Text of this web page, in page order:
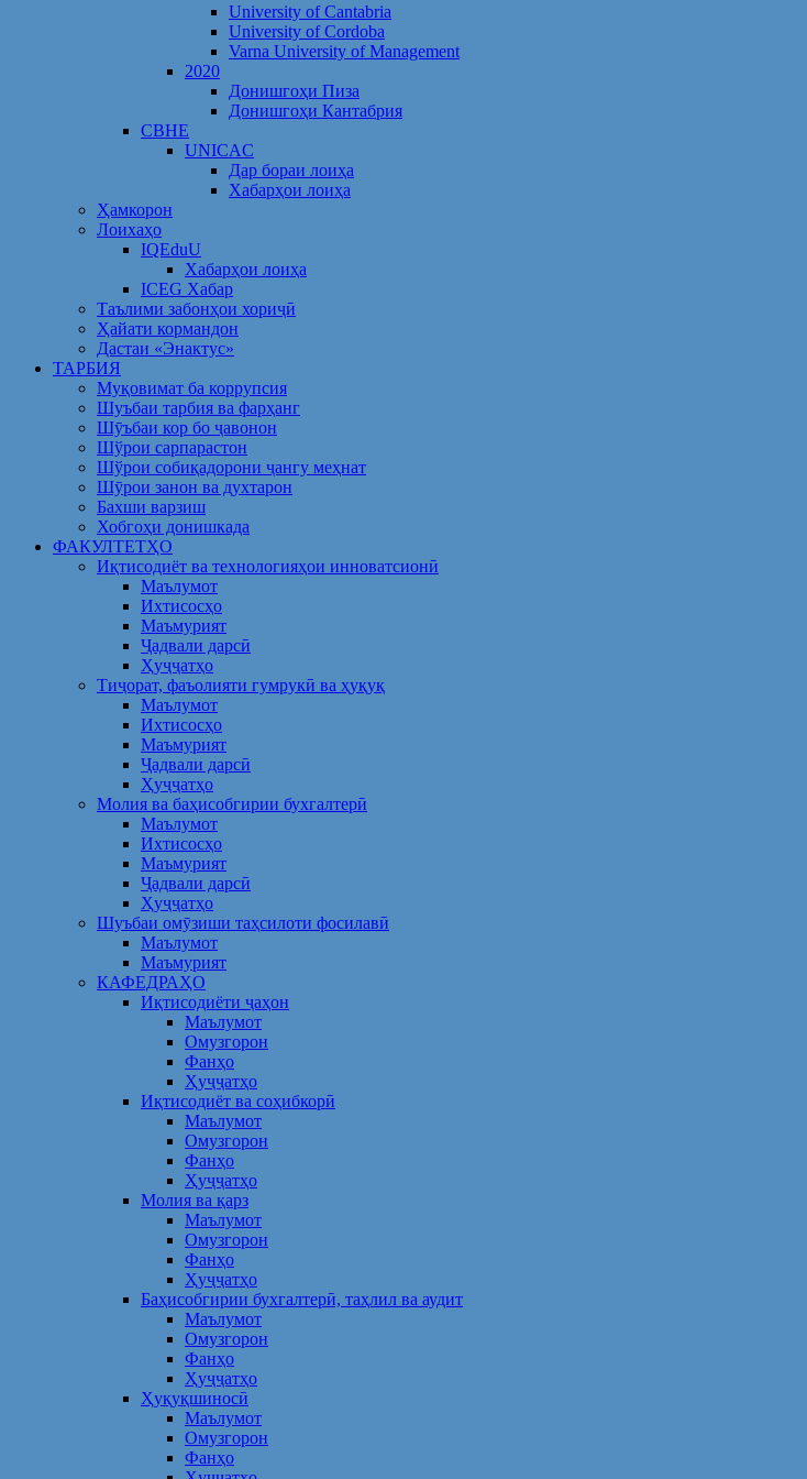
University of Cantabria
University of Cordoba
Varna University of Management
2020
Донишгоҳи Пиза
Донишгоҳи Кантабрия
CBHE
UNICAC
Дар бораи лоиҳа
Хабарҳои лоиҳа
Ҳамкорон
Лоихаҳо
IQEduU
Хабарҳои лоиҳа
ICEG Хабар
Таълими забонҳои хориҷӣ
Ҳайати кормандон
Дастаи «Энактус»
ТАРБИЯ
Муқовимат ба коррупсия
Шуъбаи тарбия ва фарҳанг
Шӯъбаи кор бо ҷавонон
Шўрои сарпарастон
Шўрои собиқадорони ҷангу меҳнат
Шӯрои занон ва духтарон
Бахши варзиш
Хобгоҳи донишкада
ФАКУЛТЕТҲО
Иқтисодиёт ва технологияҳои инноватсионӣ
Маълумот
Ихтисосҳо
Маъмурият
Ҷадвали дарсӣ
Ҳуҷҷатҳо
Тиҷорат, фаъолияти гумрукӣ ва ҳуқуқ
Маълумот
Ихтисосҳо
Маъмурият
Ҷадвали дарсӣ
Ҳуҷҷатҳо
Молия ва баҳисобгирии бухгалтерӣ
Маълумот
Ихтисосҳо
Маъмурият
Ҷадвали дарсӣ
Ҳуҷҷатҳо
Шуъбаи омӯзиши таҳсилоти фосилавӣ
Маълумот
Маъмурият
КАФЕДРАҲО
Иқтисодиёти ҷаҳон
Маълумот
Омузгорон
Фанҳо
Ҳуҷҷатҳо
Иқтисодиёт ва соҳибкорӣ
Маълумот
Омузгорон
Фанҳо
Ҳуҷҷатҳо
Молия ва қарз
Маълумот
Омузгорон
Фанҳо
Ҳуҷҷатҳо
Баҳисобгирии бухгалтерӣ, таҳлил ва аудит
Маълумот
Омузгорон
Фанҳо
Ҳуҷҷатҳо
Ҳуқуқшиносӣ
Маълумот
Омузгорон
Фанҳо